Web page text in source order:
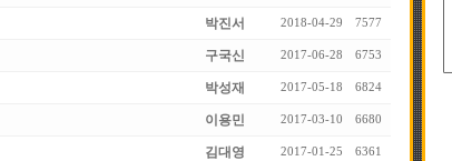
박진서 2018-04-29 7577
구국신 2017-06-28 6753
박성재 2017-05-18 6824
이용민 2017-03-10 6680
김대영 2017-01-25 6361